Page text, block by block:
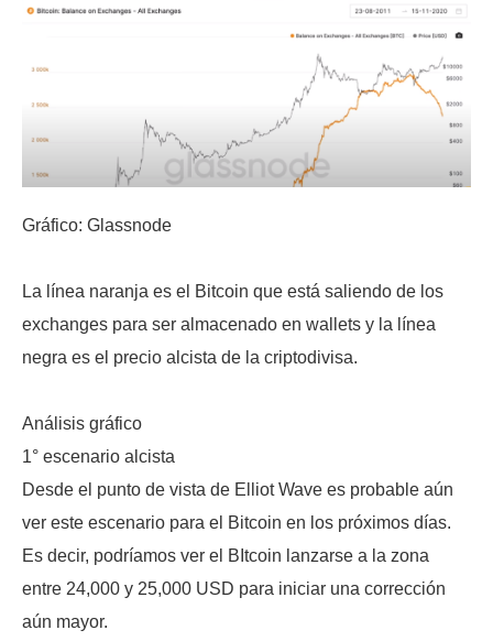
Gráfico: Glassnode
La línea naranja es el Bitcoin que está saliendo de los
exchanges para ser almacenado en wallets y la línea
negra es el precio alcista de la criptodivisa.
Análisis gráfico
1° escenario alcista
Desde el punto de vista de Elliot Wave es probable aún
ver este escenario para el Bitcoin en los próximos días.
Es decir, podríamos ver el BItcoin lanzarse a la zona
entre 24,000 y 25,000 USD para iniciar una corrección
aún mayor.